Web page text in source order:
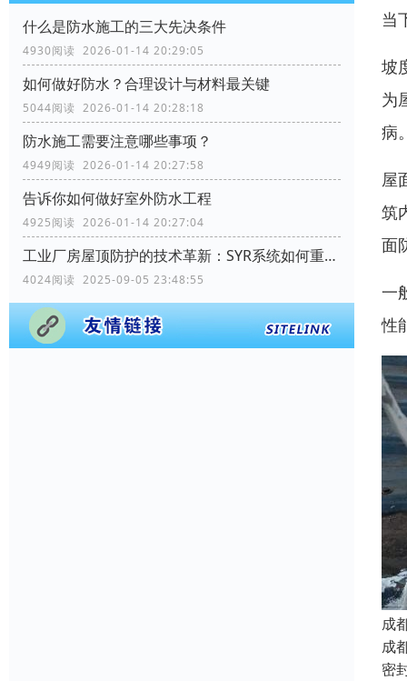
什么是防水施工的三大先决条件
4930阅读 2026-01-14 20:29:05
如何做好防水？合理设计与材料最关键
5044阅读 2026-01-14 20:28:18
防水施工需要注意哪些事项？
4949阅读 2026-01-14 20:27:58
告诉你如何做好室外防水工程
4925阅读 2026-01-14 20:27:04
工业厂房屋顶防护的技术革新：SYR系统如何重塑行业标准
4024阅读 2025-09-05 23:48:55
当
坡
为
病
屋
筑
面
一
性
成
成
密